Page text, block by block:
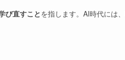
び直すことを指します。AI時代には